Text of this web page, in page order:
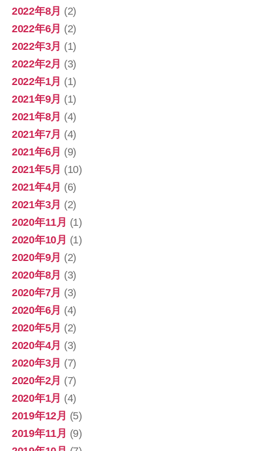
2022年8月 (2)
2022年6月 (2)
2022年3月 (1)
2022年2月 (3)
2022年1月 (1)
2021年9月 (1)
2021年8月 (4)
2021年7月 (4)
2021年6月 (9)
2021年5月 (10)
2021年4月 (6)
2021年3月 (2)
2020年11月 (1)
2020年10月 (1)
2020年9月 (2)
2020年8月 (3)
2020年7月 (3)
2020年6月 (4)
2020年5月 (2)
2020年4月 (3)
2020年3月 (7)
2020年2月 (7)
2020年1月 (4)
2019年12月 (5)
2019年11月 (9)